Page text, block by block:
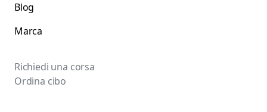
Blog
Marca
Richiedi una corsa
Ordina cibo